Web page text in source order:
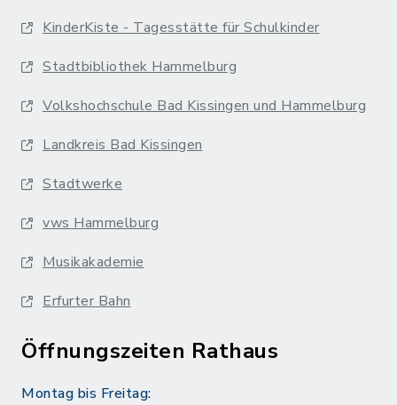
KinderKiste - Tagesstätte für Schulkinder
Stadtbibliothek Hammelburg
Volkshochschule Bad Kissingen und Hammelburg
Landkreis Bad Kissingen
Stadtwerke
vws Hammelburg
Musikakademie
Erfurter Bahn
Öffnungszeiten Rathaus
Montag bis Freitag: